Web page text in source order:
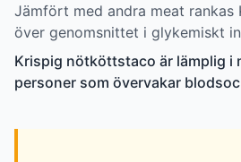
Jämfört med andra meat
över genomsnittet i glykemiskt
Krispig nötköttstaco är lämplig i
personer som övervakar